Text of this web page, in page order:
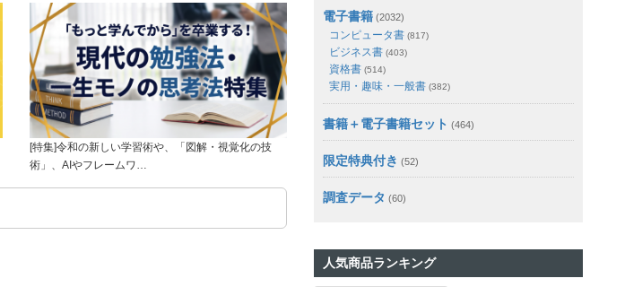
[特集]令和の新しい学習術や、「図解・視覚化の技
術」、AIやフレームワ…
電子書籍 (2032)
コンピュータ書 (817)
ビジネス書 (403)
資格書 (514)
実用・趣味・一般書 (382)
書籍＋電子書籍セット (464)
限定特典付き (52)
調査データ (60)
人気商品ランキング